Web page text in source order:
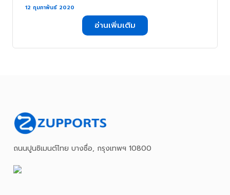
12 กุมภาพันธ์ 2020
อ่านเพิ่มเติม
ถนนปูนซิเมนต์ไทย บางซื่อ, กรุงเทพฯ 10800